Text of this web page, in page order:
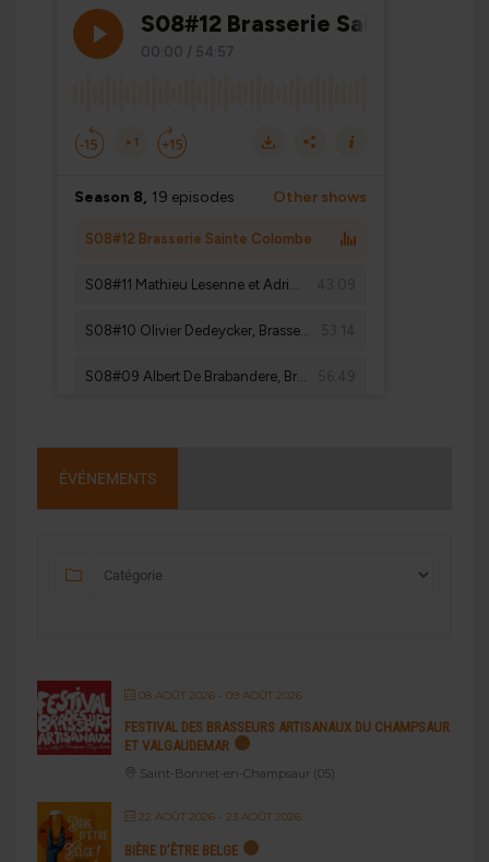
ÉVÉNEMENTS
08 AOÛT 2026- 09 AOÛT 2026
FESTIVAL DES BRASSEURS ARTISANAUX DU CHAMPSAUR
ET VALGAUDEMAR
Saint-Bonnet-en-Champsaur (05)
22 AOÛT 2026- 23 AOÛT 2026
BIÈRE D’ÊTRE BELGE